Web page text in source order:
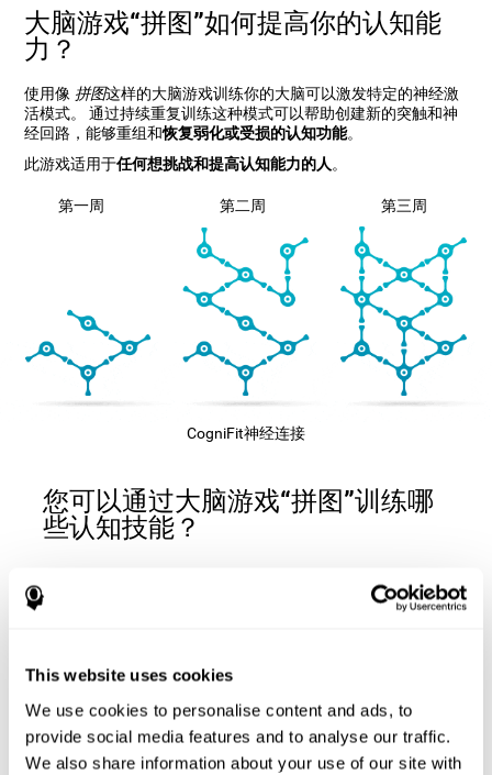
This website uses cookies
We use cookies to personalise content and ads, to
provide social media features and to analyse our traffic.
We also share information about your use of our site with
大脑游戏“拼图”如何提高你的认知能
力？
使用像 拼图这样的大脑游戏训练你的大脑可以激发特定的神经激
活模式。 通过持续重复训练这种模式可以帮助创建新的突触和神
经回路，能够重组和恢复弱化或受损的认知功能。
此游戏适用于任何想挑战和提高认知能力的人。
第一周 第二周 第三周
CogniFit神经连接
您可以通过大脑游戏“拼图”训练哪
些认知技能？
通过这种大脑游戏可以改善的认知能力是：
原。 为了保留这些信息，我们使用视觉短期记忆。 通过使用
在短时间内保留视觉信息。 我们也在日常生活中使用这种认
知技能，例如当我们记忆一个句子的开头一别阅读理解其完
整意义时。